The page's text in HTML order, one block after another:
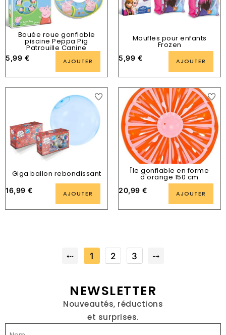
Bouée roue gonflable
piscine Peppa Pig
Patrouille Canine
5,99 € AJOUTER
Moufles pour enfants
Frozen
5,99 € AJOUTER
Giga ballon rebondissant
16,99 € AJOUTER
Île gonflable en forme
d'orange 150 cm
20,99 € AJOUTER
⤎ 1 2 3 ⤍
NEWSLETTER
Nouveautés, réductions
et surprises.